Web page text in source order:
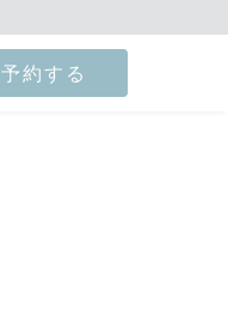
予約する